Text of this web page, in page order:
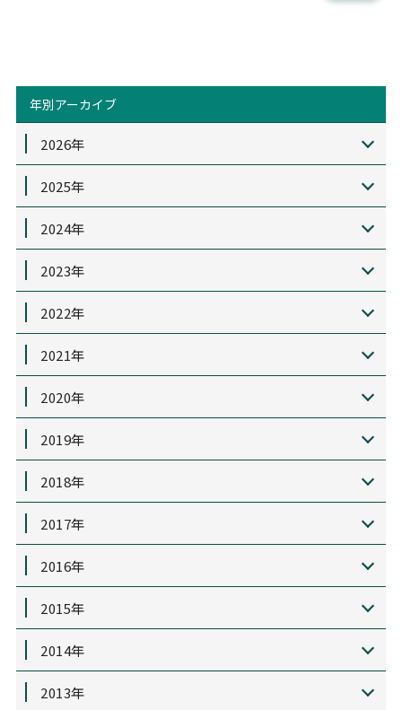
年別アーカイブ
2026年
2025年
2024年
2023年
2022年
2021年
2020年
2019年
2018年
2017年
2016年
2015年
2014年
2013年